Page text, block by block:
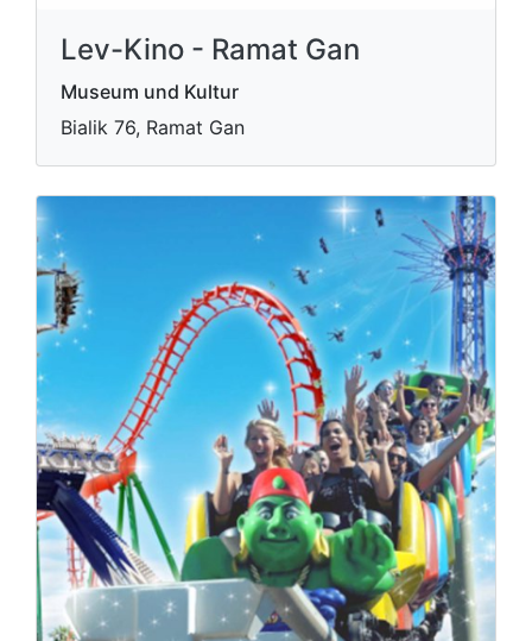
Lev-Kino - Ramat Gan
Museum und Kultur
Bialik 76, Ramat Gan